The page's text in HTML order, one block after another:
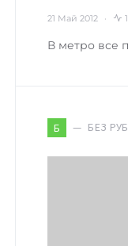
21 Май 2012
В метро все
Б БЕЗ